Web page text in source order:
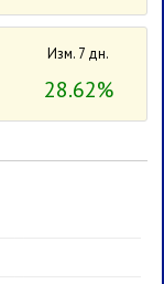
Изм. 7 дн.
28.62%